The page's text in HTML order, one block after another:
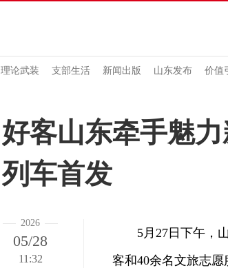
理论武装 支部生活 新闻出版 山东发布 价值
好客山东牵手魅
列车首发
2026
05/28
11:32
5月27日下午，山
客和40余名文旅志愿